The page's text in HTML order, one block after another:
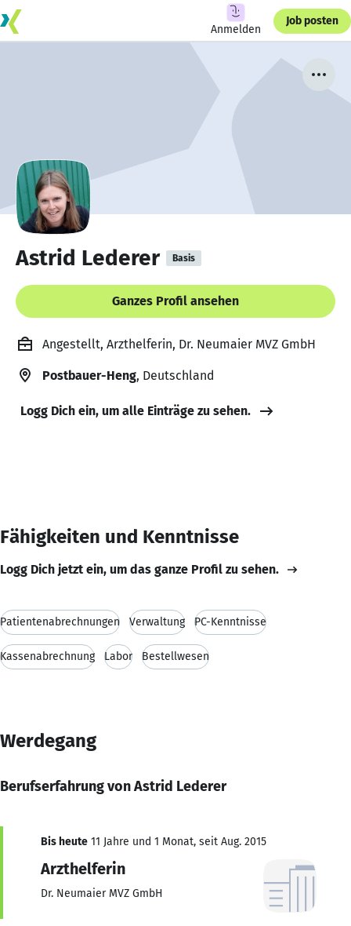
Anmelden
Job posten
Astrid Lederer Basis
Ganzes Profil ansehen
Angestellt, Arzthelferin, Dr. Neumaier MVZ GmbH
Postbauer-Heng, Deutschland
Logg Dich ein, um alle Einträge zu sehen.
Fähigkeiten und Kenntnisse
Logg Dich jetzt ein, um das ganze Profil zu sehen.
Patientenabrechnungen Verwaltung PC-Kenntnisse
Kassenabrechnung Labor Bestellwesen
Werdegang
Berufserfahrung von Astrid Lederer
Bis heute 11 Jahre und 1 Monat, seit Aug. 2015
Arzthelferin
Dr. Neumaier MVZ GmbH